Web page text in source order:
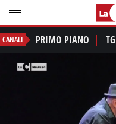
CANALI PRIMO PIANO